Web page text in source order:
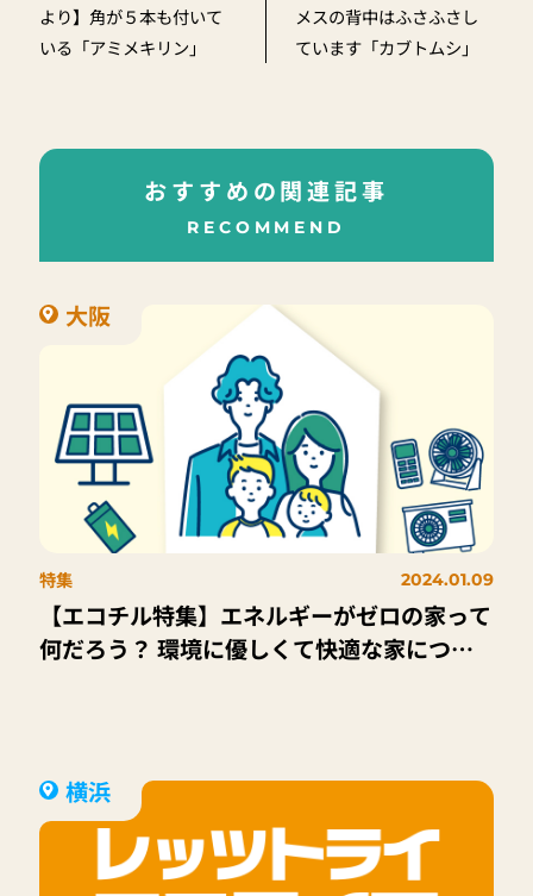
より】角が５本も付いて
いる「アミメキリン」
メスの背中はふさふさし
ています「カブトムシ」
おすすめの関連記事
RECOMMEND
大阪
特集 2024.01.09
【エコチル特集】エネルギーがゼロの家って
何だろう？ 環境に優しくて快適な家につい
横浜